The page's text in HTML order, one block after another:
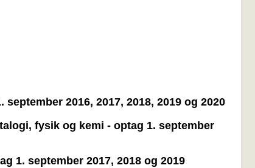
2016, 2017, 2018, 2019 og 2020
fysik og kemi - optag 1. september
1. september 2017, 2018 og 2019